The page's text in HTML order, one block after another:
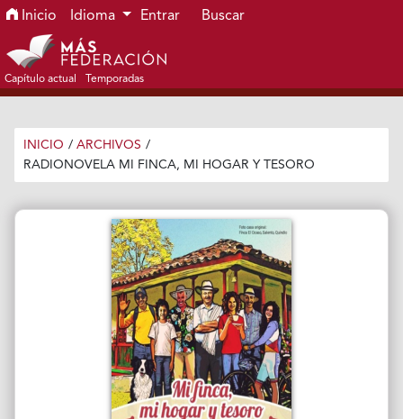
Ir al menú de navegación principal
Ir al contenido principal
Ir al pie de página del sitio
Inicio Idioma Entrar Buscar
Capítulo actual Temporadas
INICIO / ARCHIVOS /
RADIONOVELA MI FINCA, MI HOGAR Y TESORO